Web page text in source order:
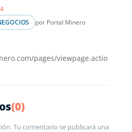
por Portal Minero
pages/viewpage.actio
(0)
Tu comentario se publicará una